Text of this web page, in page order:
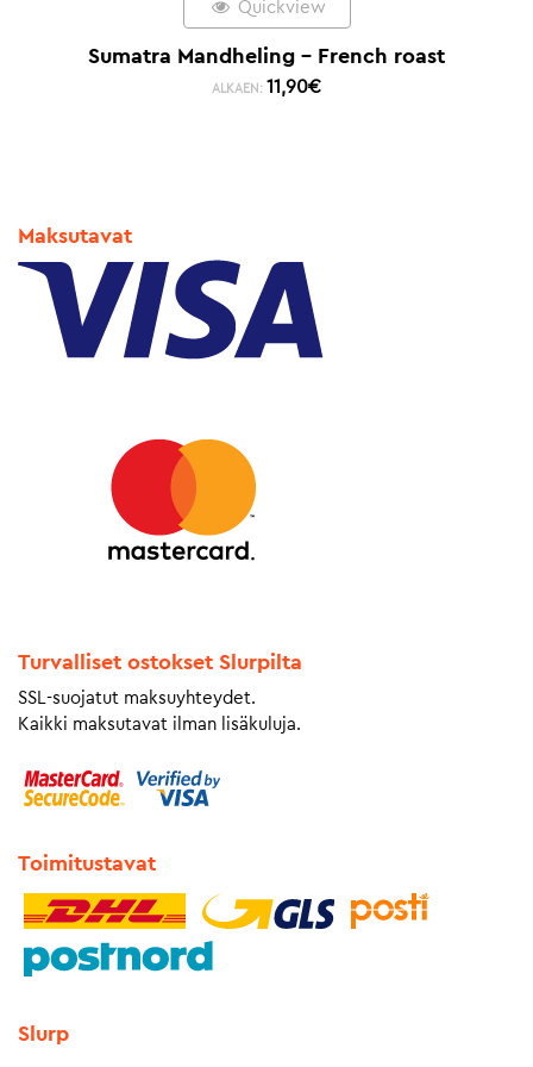
Quickview
Sumatra Mandheling – French roast
ALKAEN: 11,90€
Maksutavat
Turvalliset ostokset Slurpilta
SSL-suojatut maksuyhteydet.
Kaikki maksutavat ilman lisäkuluja.
Toimitustavat
Slurp